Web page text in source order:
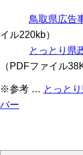
鳥取県広告
イル220kb）
とっとり県
（PDFファイル
※参考 … とっと
バー